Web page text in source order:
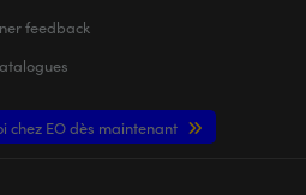
feedback
chez EO dès maintenant